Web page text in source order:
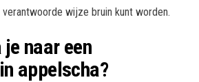
wijze bruin kunt worden.
naar een
appelscha?